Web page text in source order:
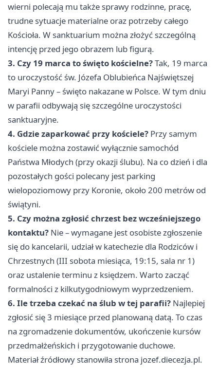
wierni polecają mu także sprawy rodzinne, pracę,
trudne sytuacje materialne oraz potrzeby całego
Kościoła. W sanktuarium można złożyć szczególną
intencję przed jego obrazem lub figurą.
3. Czy 19 marca to święto kościelne?Tak, 19 marca
to uroczystość św. Józefa Oblubieńca Najświętszej
Maryi Panny – święto nakazane w Polsce. W tym dniu
w parafii odbywają się szczególne uroczystości
sanktuaryjne.
4. Gdzie zaparkować przy kościele? Przy samym
kościele można zostawić wyłącznie samochód
Państwa Młodych (przy okazji ślubu). Na co dzień i dla
pozostałych gości polecany jest parking
wielopoziomowy przy Koronie, około 200 metrów od
świątyni.
5. Czy można zgłosić chrzest bez wcześniejszego
kontaktu? Nie – wymagane jest osobiste zgłoszenie
się do kancelarii, udział w katechezie dla Rodziców i
Chrzestnych (III sobota miesiąca, 19:15, sala nr 1)
oraz ustalenie terminu z księdzem. Warto zacząć
formalności z kilkutygodniowym wyprzedzeniem.
6. Ile trzeba czekać na ślub w tej parafii? Najlepiej
zgłosić się 3 miesiące przed planowaną datą. To czas
na zgromadzenie dokumentów, ukończenie kursów
przedmałżeńskich i przygotowanie duchowe.
Materiał źródłowy stanowiła strona jozef.diecezja.pl.